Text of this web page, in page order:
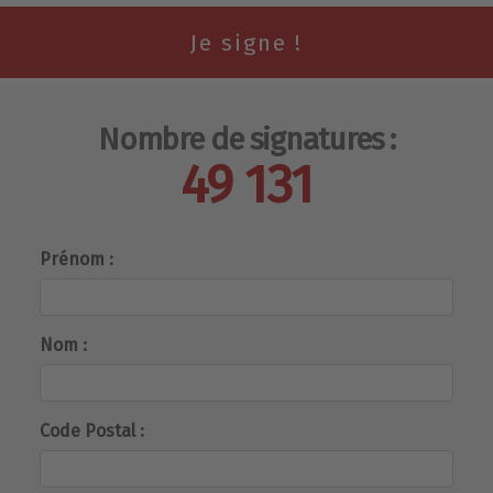
Nombre de signatures :
49 131
Prénom :
Nom :
Code Postal :